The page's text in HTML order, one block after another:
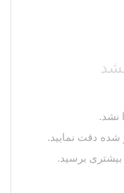
نشد.
دقت نمایید.
بیشتری برسید.